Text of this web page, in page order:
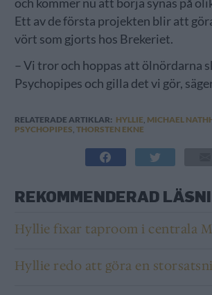
och kommer nu att börja synas på
Ett av de första projekten blir att
vört som gjorts hos Brekeriet.
– Vi tror och hoppas att ölnördarna
Psychopipes och gilla det vi gör,
RELATERADE ARTIKLAR: HYLLIE, MICHAEL
PSYCHOPIPES, THORSTEN EKNE
REKOMMENDERAD
Hyllie fixar taproom i centrala
Hyllie redo att göra en